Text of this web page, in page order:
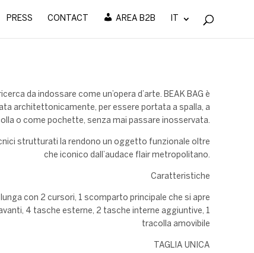
PRESS CONTACT AREA B2B
da indossare come un’opera d’arte. BEAK BAG è
architettonicamente, per essere portata a spalla, a
o come pochette, senza mai passare inosservata.
strutturati la rendono un oggetto funzionale oltre
che iconico dall’audace flair metropolitano.
Caratteristiche
lunga con 2 cursori, 1 scomparto principale che si apre
4 tasche esterne, 2 tasche interne aggiuntive, 1
tracolla amovibile
TAGLIA UNICA